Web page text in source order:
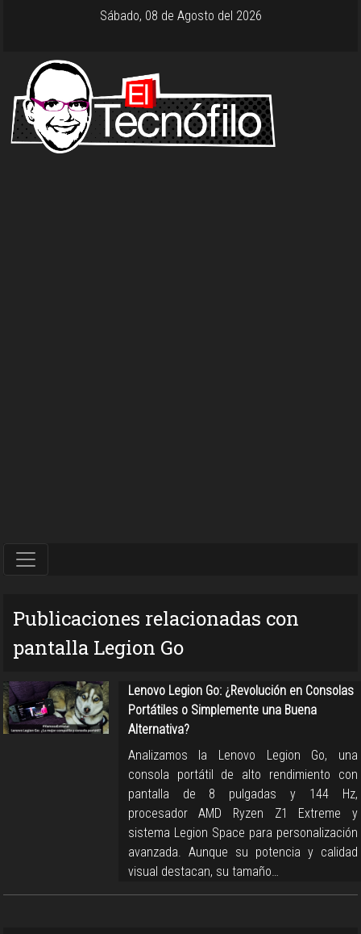
Sábado, 08 de Agosto del 2026
Publicaciones relacionadas con
pantalla Legion Go
Lenovo Legion Go: ¿Revolución en Consolas
Portátiles o Simplemente una Buena
Alternativa?
Analizamos la Lenovo Legion Go, una
consola portátil de alto rendimiento con
pantalla de 8 pulgadas y 144 Hz,
procesador AMD Ryzen Z1 Extreme y
sistema Legion Space para personalización
avanzada. Aunque su potencia y calidad
visual destacan, su tamaño…